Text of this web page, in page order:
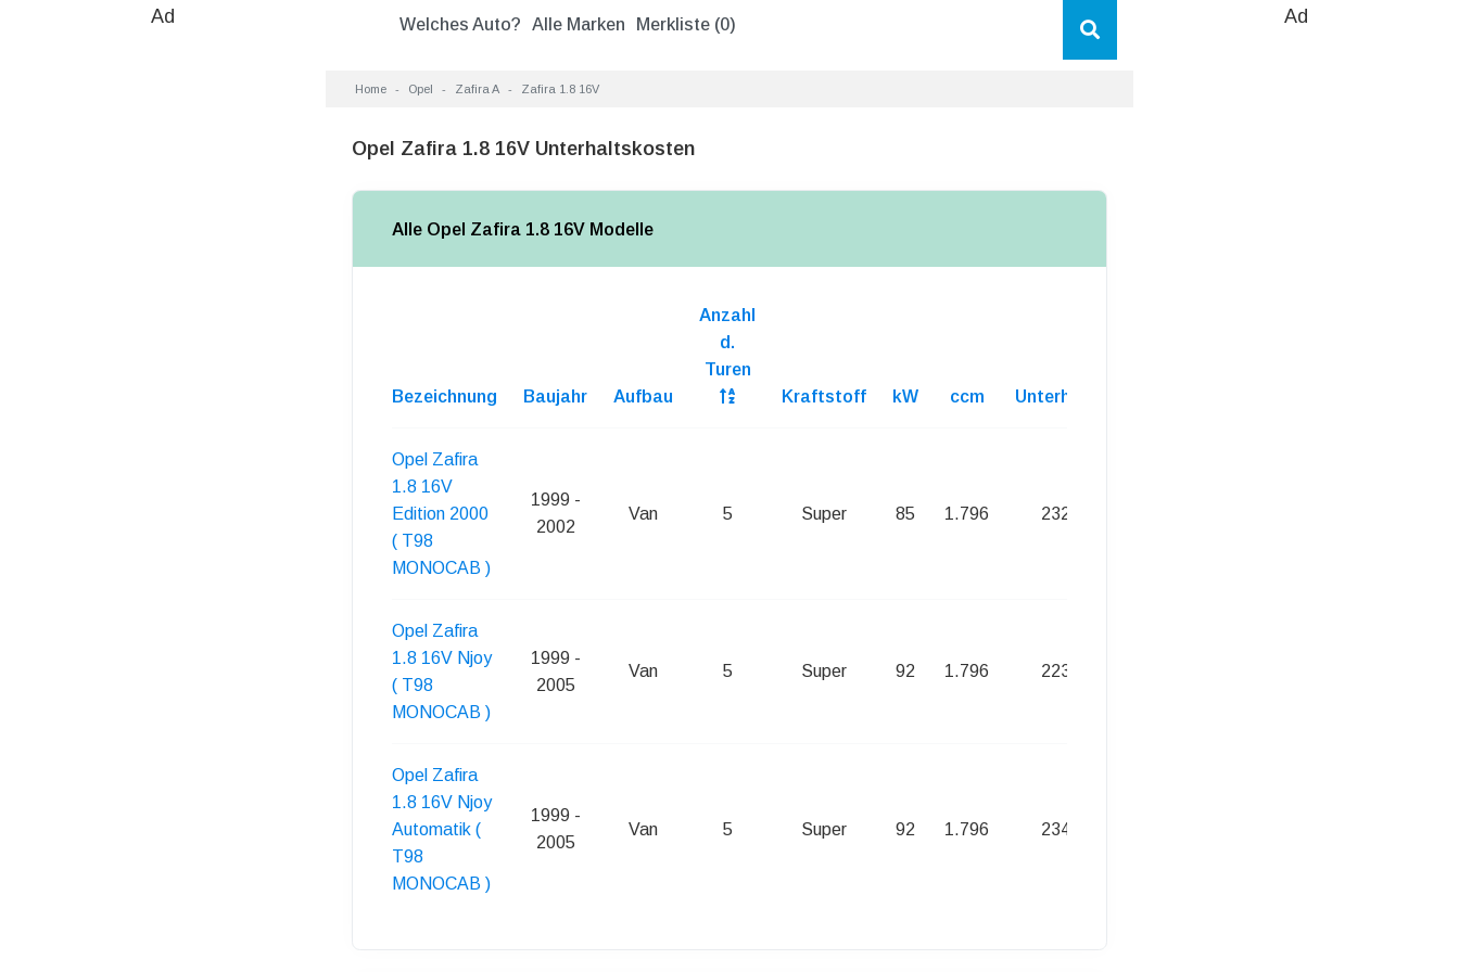
Welches Auto? Alle Marken Merkliste (0)
Ad Ad
Home Opel Zafira A Zafira 1.8 16V
Opel Zafira 1.8 16V Unterhaltskosten
Alle Opel Zafira 1.8 16V Modelle
Bezeichnung Baujahr Aufbau
Anzahl
d.
Turen
Kraftstoff
kW ccm Unterhaltskosten
Opel Zafira
1.8 16V
Edition 2000
( T98
MONOCAB )
1999 -
2002
Van 5 Super 85 1.796 232,00 Euro
Opel Zafira
1.8 16V Njoy
( T98
MONOCAB )
1999 -
2005
Van 5 Super 92 1.796 223,00 Euro
Opel Zafira
1.8 16V Njoy
Automatik (
T98
MONOCAB )
1999 -
2005
Van 5 Super 92 1.796 234,00 Euro